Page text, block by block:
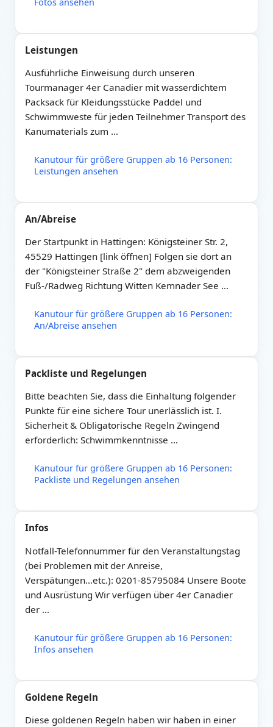
Leistungen
Ausführliche Einweisung durch unseren
Tourmanager 4er Canadier mit wasserdichtem
Packsack für Kleidungsstücke Paddel und
Schwimmweste für jeden Teilnehmer Transport des
Kanumaterials zum …
Kanutour für größere Gruppen ab 16 Personen:
Leistungen ansehen
An/Abreise
Der Startpunkt in Hattingen: Königsteiner Str. 2,
45529 Hattingen [link öffnen] Folgen sie dort an
der "Königsteiner Straße 2" dem abzweigenden
Fuß-/Radweg Richtung Witten Kemnader See …
Kanutour für größere Gruppen ab 16 Personen:
An/Abreise ansehen
Packliste und Regelungen
Bitte beachten Sie, dass die Einhaltung folgender
Punkte für eine sichere Tour unerlässlich ist. I.
Sicherheit & Obligatorische Regeln Zwingend
erforderlich: Schwimmkenntnisse …
Kanutour für größere Gruppen ab 16 Personen:
Packliste und Regelungen ansehen
Infos
Notfall-Telefonnummer für den Veranstaltungstag
(bei Problemen mit der Anreise,
Verspätungen...etc.): 0201-85795084 Unsere Boote
und Ausrüstung Wir verfügen über 4er Canadier
der …
Kanutour für größere Gruppen ab 16 Personen:
Infos ansehen
Goldene Regeln
Diese goldenen Regeln haben wir haben in einer